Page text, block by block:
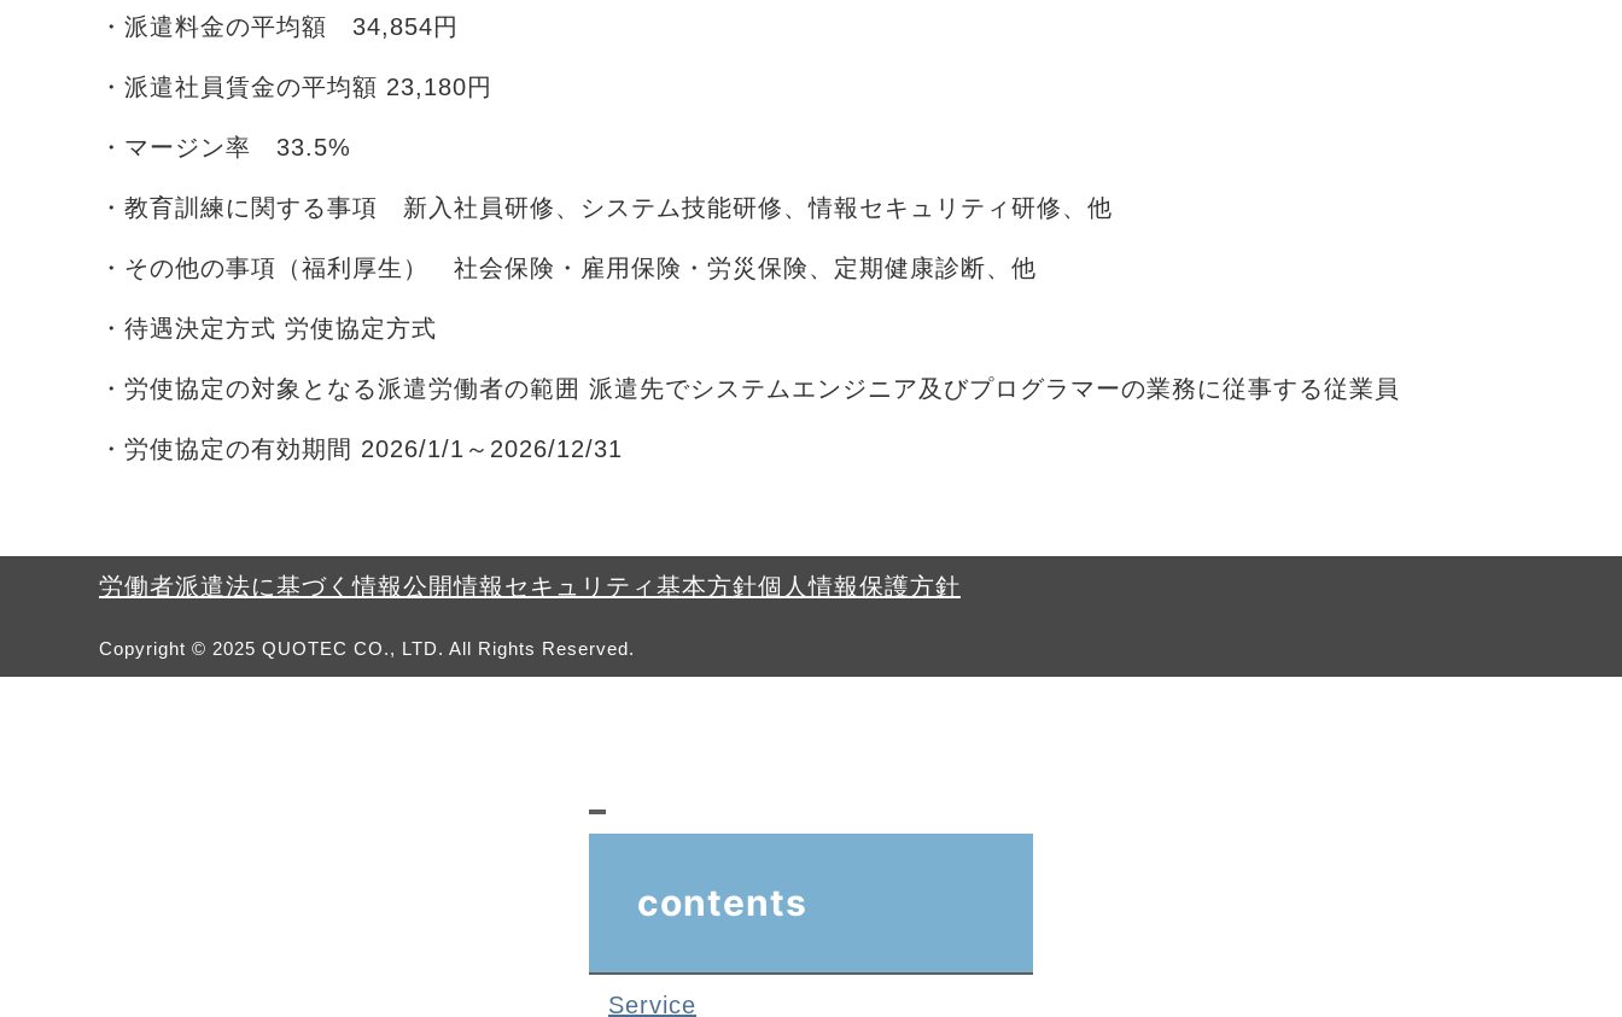
・派遣料金の平均額 34,854円
・派遣社員賃金の平均額 23,180円
・マージン率 33.5%
・教育訓練に関する事項 新入社員研修、システム技能研修、情報セキュリティ研修、他
・その他の事項（福利厚生） 社会保険・雇用保険・労災保険、定期健康診断、他
・待遇決定方式 労使協定方式
・労使協定の対象となる派遣労働者の範囲 派遣先でシステムエンジニア及びプログラマーの業務に従事する従業員
・労使協定の有効期間 2026/1/1～2026/12/31
労働者派遣法に基づく情報公開情報セキュリティ基本方針個人情報保護方針
Copyright ©︎ 2025 QUOTEC CO., LTD. All Rights Reserved.
contents
Service